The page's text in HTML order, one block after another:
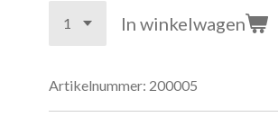
In winkelwagen
Artikelnummer: 200005